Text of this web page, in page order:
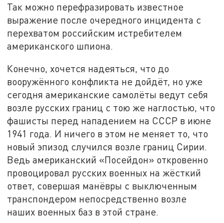
Так можно перефразировать известное
выражение после очередного инцидента с
перехватом российским истребителем
американского шпиона.
Конечно, хочется надеяться, что до
вооружённого конфликта не дойдёт, но уже
сегодня американские самолёты ведут себя
возле русских границ с тою же наглостью, что
фашисты перед нападением на СССР в июне
1941 года. И ничего в этом не меняет то, что
новый эпизод случился возле границ Сирии.
Ведь американский «Посейдон» откровенно
провоцировал русских военных на жёсткий
ответ, совершая манёвры с выключенным
транспондером непосредственно возле
наших военных баз в этой стране.